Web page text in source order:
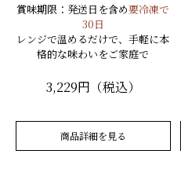
賞味期限：発送日を含め要冷凍で
30日
レンジで温めるだけで、手軽に本
格的な味わいをご家庭で
3,229円（税込）
商品詳細を見る